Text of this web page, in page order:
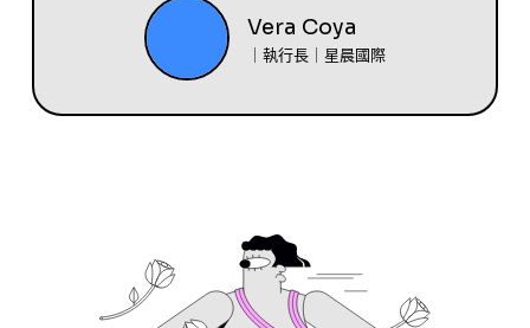
Vera Coya
｜執行長｜星晨國際